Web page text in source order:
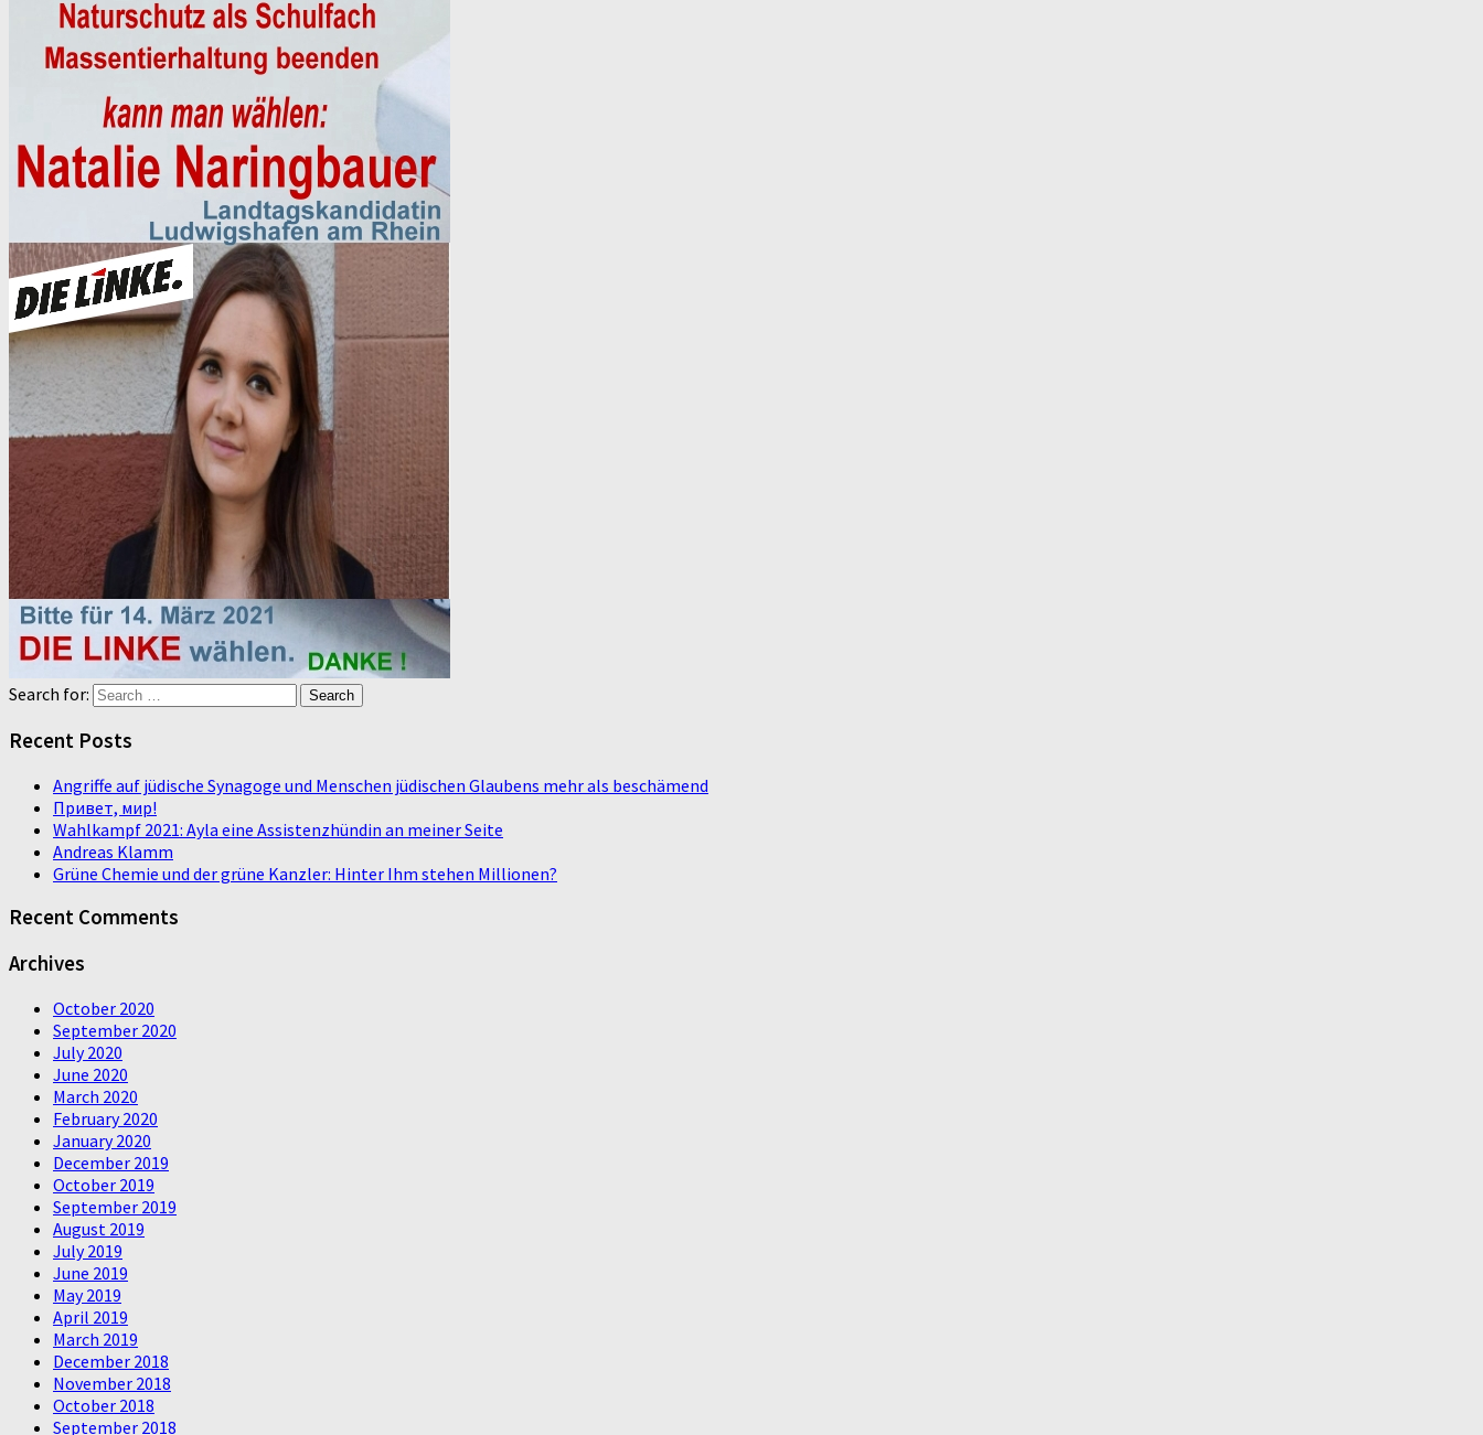
Search for:
Recent Posts
Angriffe auf jüdische Synagoge und Menschen jüdischen Glaubens mehr als beschämend
Привет, мир!
Wahlkampf 2021: Ayla eine Assistenzhündin an meiner Seite
Andreas Klamm
Grüne Chemie und der grüne Kanzler: Hinter Ihm stehen Millionen?
Recent Comments
Archives
October 2020
September 2020
July 2020
June 2020
March 2020
February 2020
January 2020
December 2019
October 2019
September 2019
August 2019
July 2019
June 2019
May 2019
April 2019
March 2019
December 2018
November 2018
October 2018
September 2018